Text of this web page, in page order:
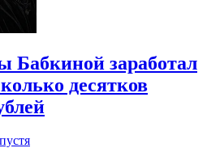
заработал
десятков